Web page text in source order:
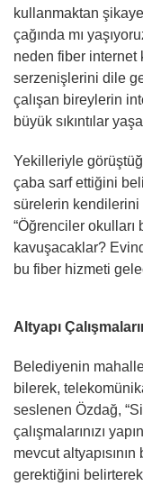
kullanmaktan
çağında mı
neden fiber internet
serzenişlerini dile
çalışan bireylerin
büyük sıkıntılar
Yekilleriyle
çaba sarf ettiğini
sürelerin kendilerini
“Öğrenciler okulları
kavuşacaklar?
bu fiber hizmeti
Altyapı
Belediyenin
bilerek,
seslenen Özdağ,
çalışmalarınızı
mevcut
gerektiğini